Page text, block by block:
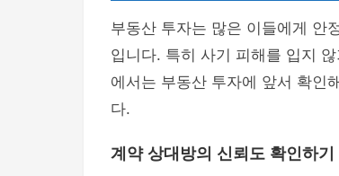
부동산 투자는 많은 이들에게 안
입니다. 특히 사기 피해를 입지
에서는 부동산 투자에 앞서 확인
다.
계약 상대방의 신뢰도 확인하기